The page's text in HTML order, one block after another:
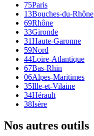
75Paris
13Bouches-du-Rhône
69Rhône
33Gironde
31Haute-Garonne
59Nord
44Loire-Atlantique
67Bas-Rhin
06Alpes-Maritimes
35Ille-et-Vilaine
34Hérault
38Isère
Nos autres outils